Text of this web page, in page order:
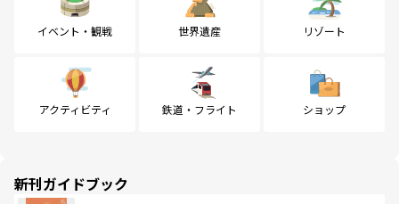
イベント・観戦 世界遺産 リゾート
アクティビティ 鉄道・フライト ショップ
新刊ガイドブック